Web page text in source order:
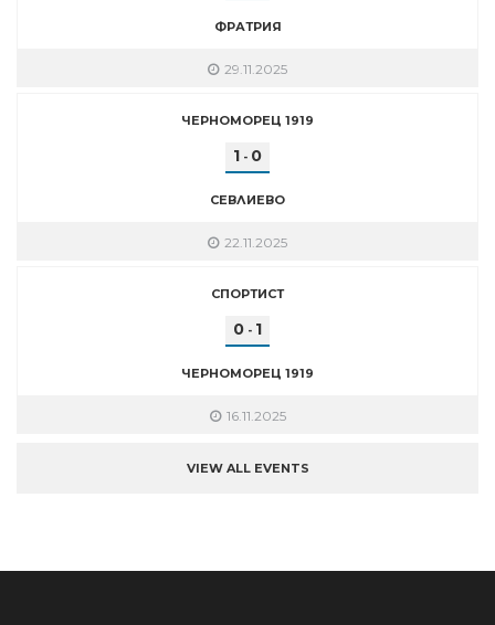
ФРАТРИЯ
29.11.2025
ЧЕРНОМОРЕЦ 1919
1 - 0
СЕВЛИЕВО
22.11.2025
СПОРТИСТ
0 - 1
ЧЕРНОМОРЕЦ 1919
16.11.2025
VIEW ALL EVENTS